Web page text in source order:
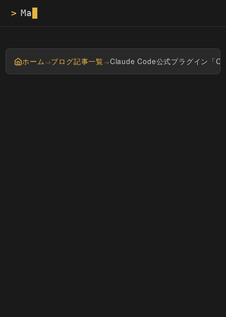
> Masayan tech b
ホーム→ブログ記事一覧→Claude Code公式プラグイン「